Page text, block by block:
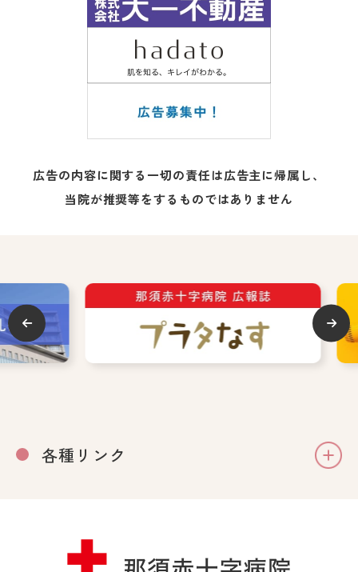
広告の内容に関する一切の責任は広告主に帰属し、
当院が推奨等をするものではありません
各種リンク